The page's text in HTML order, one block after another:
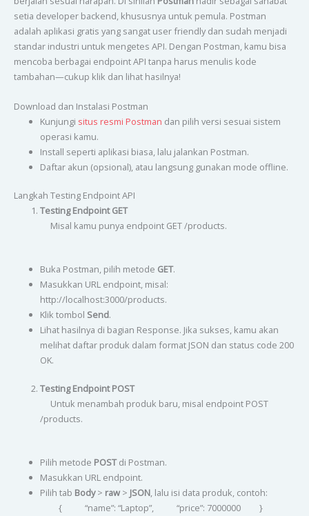
setia developer backend, khususnya untuk pemula. Postman
adalah aplikasi gratis yang sangat user friendly dan sudah menjadi
standar industri untuk mengetes API. Dengan Postman, kamu bisa
mencoba berbagai endpoint API tanpa harus menulis kode
tambahan—cukup klik dan lihat hasilnya!
Download dan Instalasi Postman
Kunjungi situs resmi Postman dan pilih versi sesuai sistem
operasi kamu.
Install seperti aplikasi biasa, lalu jalankan Postman.
Daftar akun (opsional), atau langsung gunakan mode offline.
Langkah Testing Endpoint API
Testing Endpoint GET
Misal kamu punya endpoint GET /products.
Buka Postman, pilih metode GET.
Masukkan URL endpoint, misal:
http://localhost:3000/products.
Klik tombol Send.
Lihat hasilnya di bagian Response. Jika sukses, kamu akan
melihat daftar produk dalam format JSON dan status code 200
OK.
Testing Endpoint POST
Untuk menambah produk baru, misal endpoint POST
/products.
Pilih metode POSTdi Postman.
Masukkan URL endpoint.
Pilih tab Body> raw> JSON, lalu isi data produk, contoh:
{ “name”: “Laptop”, “price”: 7000000 }